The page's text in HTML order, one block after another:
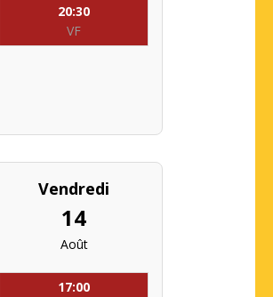
20:30
VF
Vendredi
14
Août
17:00